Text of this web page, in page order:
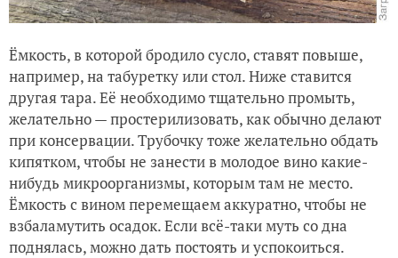
Ёмкость, в которой бродило сусло, ставят повыше,
например, на табуретку или стол. Ниже ставится
другая тара. Её необходимо тщательно промыть,
желательно — простерилизовать, как обычно делают
при консервации. Трубочку тоже желательно обдать
кипятком, чтобы не занести в молодое вино какие-
нибудь микроорганизмы, которым там не место.
Ёмкость с вином перемещаем аккуратно, чтобы не
взбаламутить осадок. Если всё-таки муть со дна
поднялась, можно дать постоять и успокоиться.